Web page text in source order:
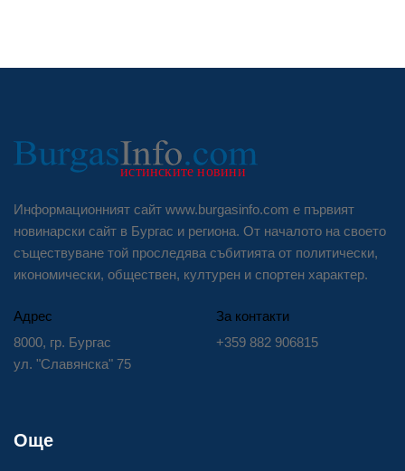
Информационният сайт www.burgasinfo.com е първият
новинарски сайт в Бургас и региона. От началото на своето
съществуване той проследява събитията от политически,
икономически, обществен, културен и спортен характер.
Адрес
8000, гр. Бургас
ул. "Славянска" 75
За контакти
+359 882 906815
Още